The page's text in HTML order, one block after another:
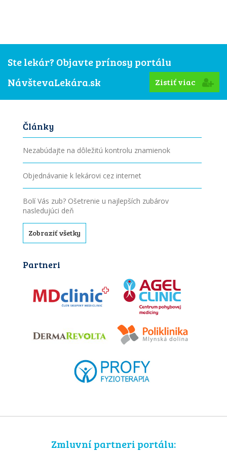
Ste lekár? Objavte prínosy portálu
NávštevaLekára.sk
Zistiť viac
Články
Nezabúdajte na dôležitú kontrolu znamienok
Objednávanie k lekárovi cez internet
Bolí Vás zub? Ošetrenie u najlepších zubárov
nasledujúci deň
Zobraziť všetky
Partneri
Zmluvní partneri portálu: